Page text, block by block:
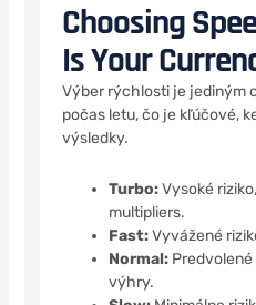
Choosing
Is Your
Výber rýchlosti je jediným
počas letu, čo je kľúčové,
výsledky.
Turbo:Vysoké
multipliers.
Fast:Vyvážené
Normal:Predvolené
výhry.